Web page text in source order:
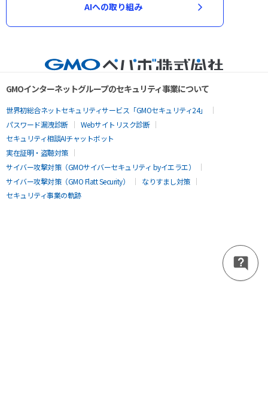
AIへの取り組み
GMOインターネットグループのセキュリティ事業について
世界初総合ネットセキュリティサービス「GMOセキュリティ24」
パスワード漏洩診断
Webサイトリスク診断
セキュリティ相談AIチャットボット
実在証明・盗聴対策
サイバー攻撃対策（GMOサイバーセキュリティ byイエラエ）
サイバー攻撃対策（GMO Flatt Security）
なりすまし対策
セキュリティ事業の軌跡